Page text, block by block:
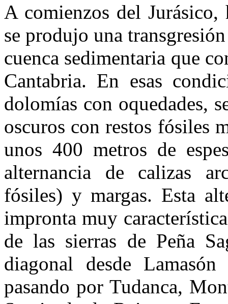
A comienzos del
se produjo una
cuenca sedimentaria que
Cantabria. En esas
dolo­mías con oquedades,
oscuros con restos fósiles
unos 400 metros de
alternancia de calizas
fósiles) y margas. Esta
impronta muy
de las sierras de Peña
diagonal desde
pasando por Tudanca,